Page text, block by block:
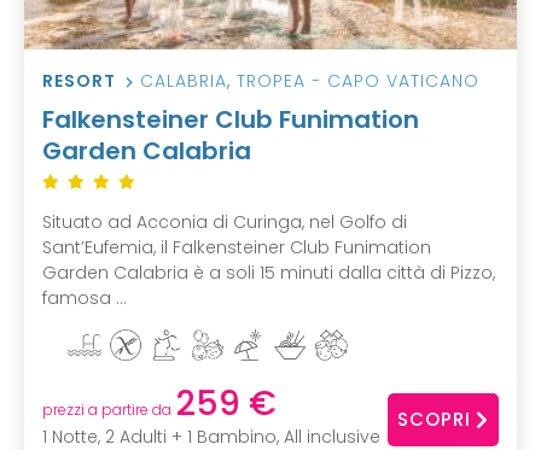
RESORT CALABRIA, TROPEA - CAPO VATICANO
Falkensteiner Club Funimation
Garden Calabria
Situato ad Acconia di Curinga, nel Golfo di
Sant’Eufemia, il Falkensteiner Club Funimation
Garden Calabria è a soli 15 minuti dalla città di Pizzo,
famosa ...
prezzi a partire da 259 €
1 Notte, 2 Adulti + 1 Bambino, All inclusive
SCOPRI